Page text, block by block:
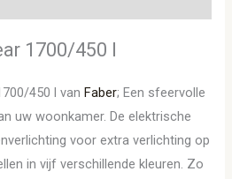
1700/450 l
450 l vanFaber; Een sfeervolle
uw woonkamer. De elektrische
voor extra verlichting op
in vijf verschillende kleuren. Zo